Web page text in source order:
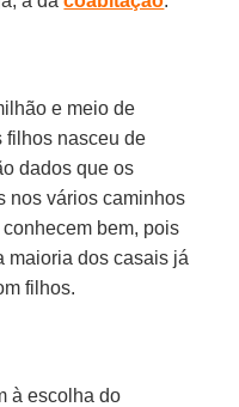
e meio de
filhos nasceu de
dados que os
nos vários caminhos
conhecem bem, pois
maioria dos casais já
filhos.
à escolha do